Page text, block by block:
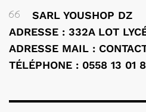
SARL YOUSHOP DZ
ADRESSE : 332A LOT
ADRESSE MAIL :
TÉLÉPHONE : 0558 13 01